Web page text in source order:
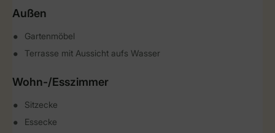
Außen
Gartenmöbel
Terrasse mit Aussicht aufs Wasser
Wohn-/Esszimmer
Sitzecke
Essecke